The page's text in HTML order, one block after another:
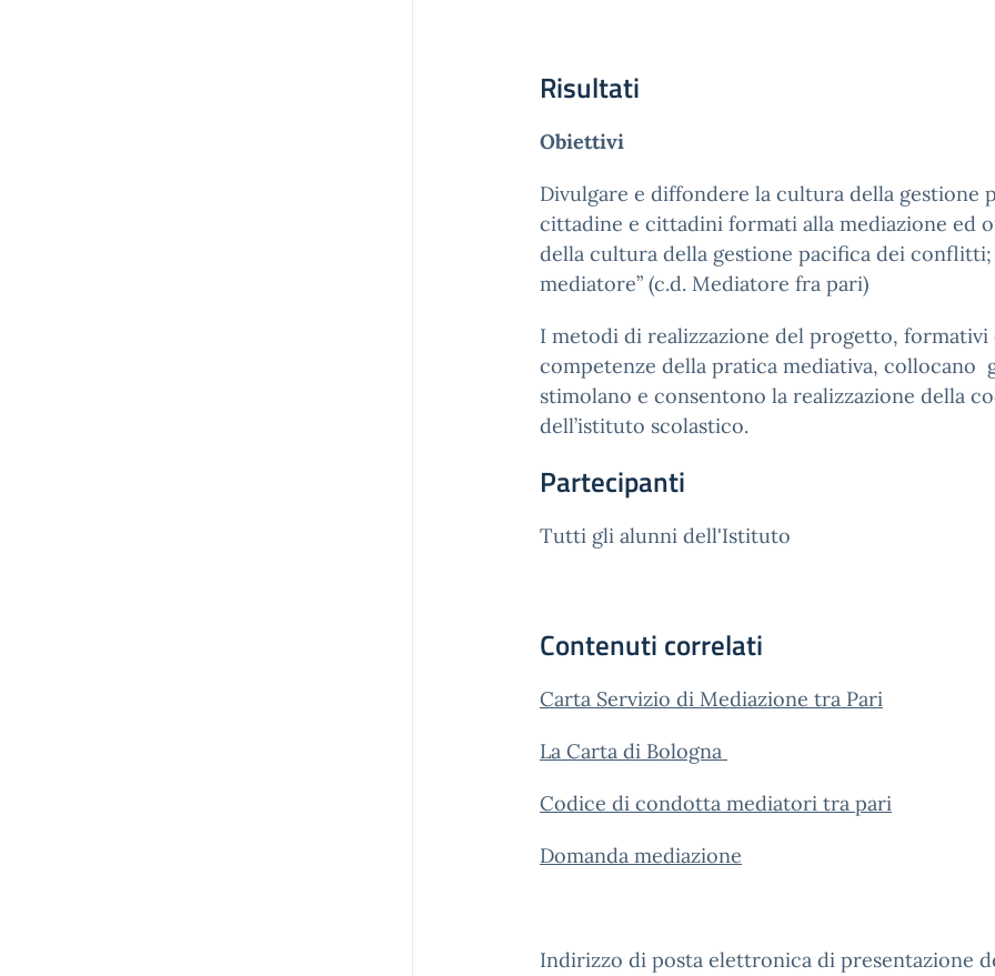
Risultati
Obiettivi
Divulgare e diffondere la cultura della
cittadine e cittadini formati alla mediazione ed
della cultura della gestione pacifica dei conflitti;
mediatore” (c.d. Mediatore fra pari)
I metodi di realizzazione del progetto, formativi
competenze della pratica mediativa, collocano
stimolano e consentono la realizzazione della
dell’istituto scolastico.
Partecipanti
Tutti gli alunni dell'Istituto
Contenuti correlati
Carta Servizio di Mediazione tra Pari
La Carta di Bologna
Codice di condotta mediatori tra pari
Domanda mediazione
Indirizzo di posta elettronica di presentazione